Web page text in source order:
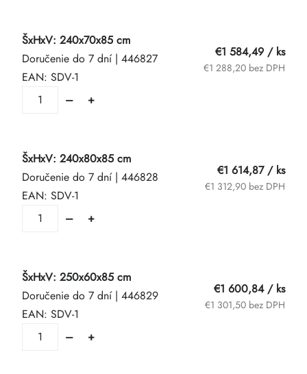
ŠxHxV: 240x70x85 cm
Doručenie do 7 dní | 446827
EAN: SDV-1
€1 584,49 / ks
€1 288,20 bez DPH
ŠxHxV: 240x80x85 cm
Doručenie do 7 dní | 446828
EAN: SDV-1
€1 614,87 / ks
€1 312,90 bez DPH
ŠxHxV: 250x60x85 cm
Doručenie do 7 dní | 446829
EAN: SDV-1
€1 600,84 / ks
€1 301,50 bez DPH